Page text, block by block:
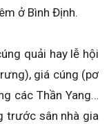
ở Bình Định.
quải hay lễ hội
giá cúng (pơ
các Thần Yang…
trước sân nhà gia